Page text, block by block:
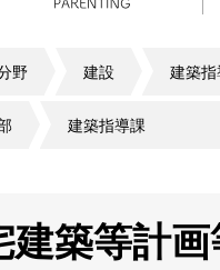
野 建設 建築
建築指導課
建築等計